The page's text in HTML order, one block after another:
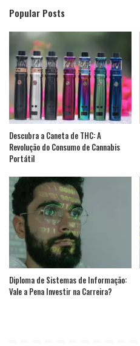
Popular Posts
Descubra a Caneta de THC: A
Revolução do Consumo de Cannabis
Portátil
Diploma de Sistemas de Informação:
Vale a Pena Investir na Carreira?